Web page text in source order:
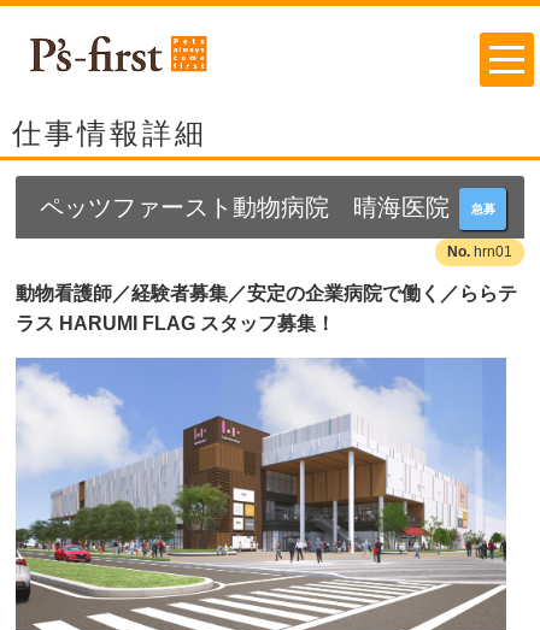
仕事情報詳細
急募
ペッツファースト動物病院 晴海医院
hrn01
動物看護師／経験者募集／安定の企業病院で働く／ららテ
ラス HARUMI FLAG スタッフ募集！